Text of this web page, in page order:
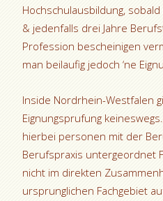
Hochschulausbildung,
& jedenfalls drei Jahre
Profession bescheinigen
man beilaufig jedoch ‘ne
Inside Nordrhein-Westfalen
Eignungsprufung
hierbei personen mit der
Berufspraxis untergeordnet
nicht im direkten
ursprunglichen Fachgebiet